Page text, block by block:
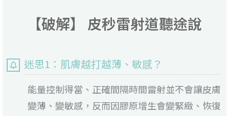
【破解】 皮秒雷射道聽途說
迷思1：肌膚越打越薄、敏感？
能量控制得當、正確間隔時間雷射並不會讓皮膚
變薄、變敏感，反而因膠原增生會變緊緻、恢復